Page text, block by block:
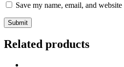
Save my name, email, and
Related products